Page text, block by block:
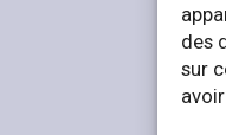
des
sur